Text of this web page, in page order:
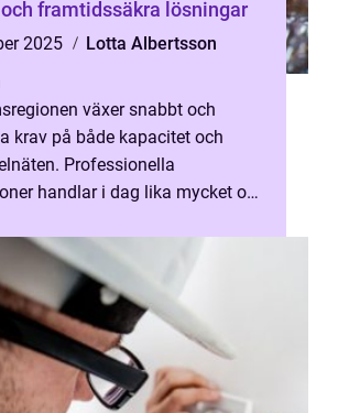
framtidssäkra lösningar
2025
Lotta Albertsson
växer snabbt och
krav på både kapacitet och
Professionella
handlar i dag lika mycket om